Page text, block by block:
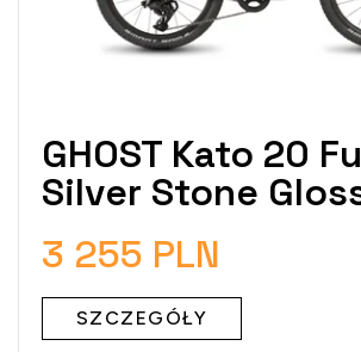
GHOST Kato 20
Silver Stone
3 255 PLN
SZCZEGÓŁY